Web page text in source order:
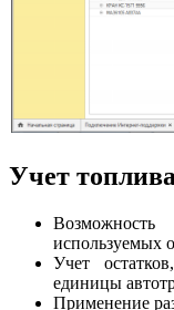
Учет топлива
используемых
Учет
единицы
Применение